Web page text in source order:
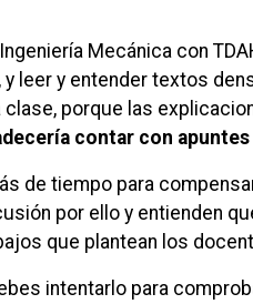
Mecánica con
leer y entender textos
clase, porque las
contar con
de tiempo para
por ello y entienden
que plantean los
intentarlo para